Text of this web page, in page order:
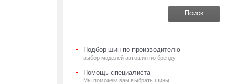
Подбор шин по производителю
выбор моделей автошин по бренду
Помощь специалиста
Мы поможем вам выбрать шины